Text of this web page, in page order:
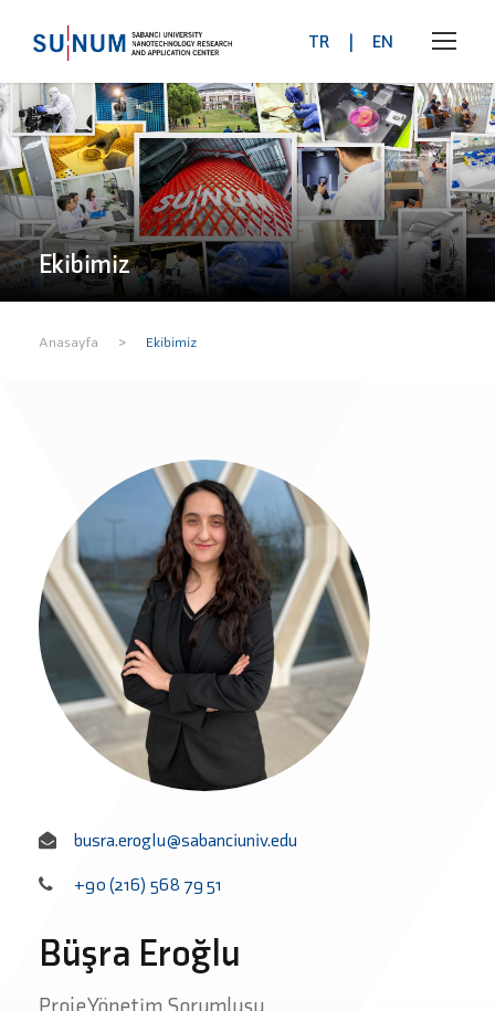
TR | EN
Ekibimiz
Anasayfa > Ekibimiz
busra.eroglu@sabanciuniv.edu
+90 (216) 568 79 51
Büşra Eroğlu
Proje Yönetim Sorumlusu